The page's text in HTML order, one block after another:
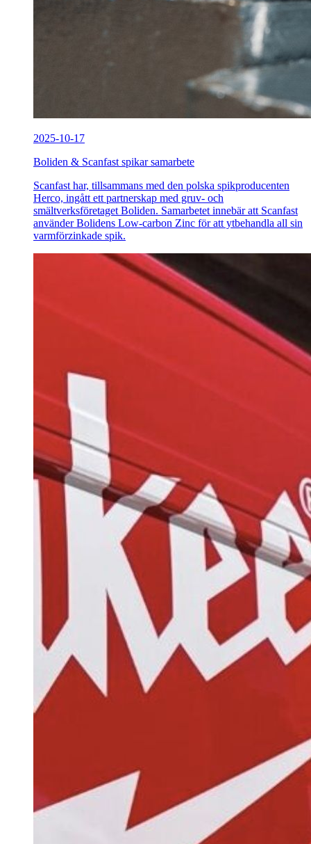
2025-10-17
Boliden & Scanfast spikar samarbete
Scanfast har, tillsammans med den polska spikproducenten
Herco, ingått ett partnerskap med gruv- och
smältverksföretaget Boliden. Samarbetet innebär att Scanfast
använder Bolidens Low-carbon Zinc för att ytbehandla all sin
varmförzinkade spik.